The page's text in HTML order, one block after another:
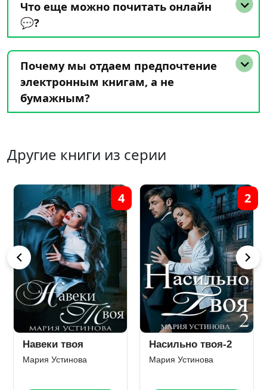
Что еще можно почитать онлайн
💬?
Почему мы отдаем предпочтение
электронным книгам, а не
бумажным?
Другие книги из серии
Навеки твоя
Мария Устинова
4
Насильно твоя-2
Мария Устинова
2